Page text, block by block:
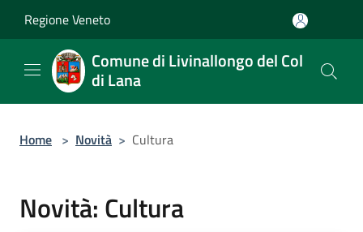
Regione Veneto
Comune di Livinallongo del Col
di Lana
Home > Novità > Cultura
Novità: Cultura